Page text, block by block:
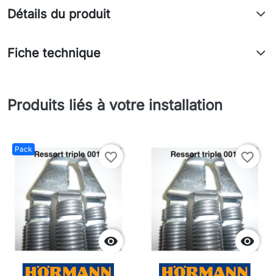
Détails du produit
Fiche technique
Produits liés à votre installation
Pack

favorite_border

favorite_border